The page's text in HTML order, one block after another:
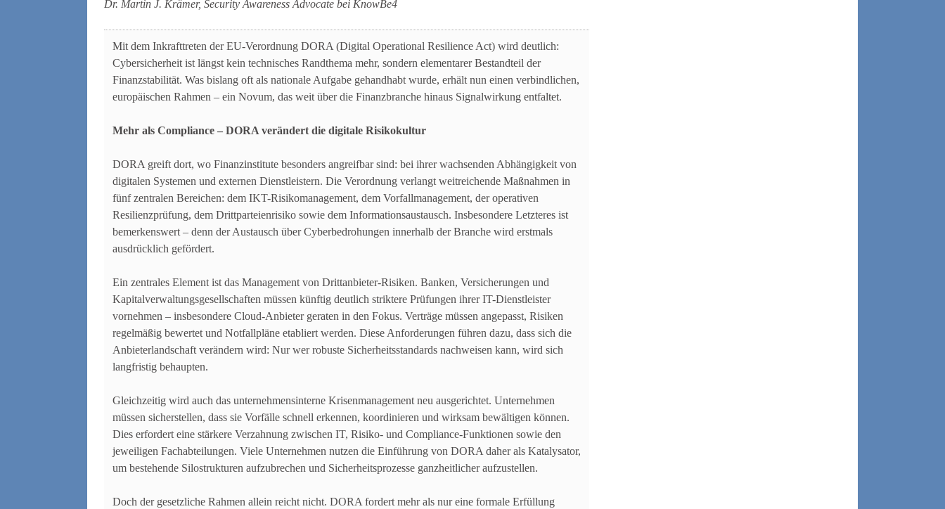
Dr. Martin J. Krämer, Security Awareness Advocate bei KnowBe4
Mit dem Inkrafttreten der EU-Verordnung DORA (Digital Operational Resilience Act) wird deutlich:
Cybersicherheit ist längst kein technisches Randthema mehr, sondern elementarer Bestandteil der
Finanzstabilität. Was bislang oft als nationale Aufgabe gehandhabt wurde, erhält nun einen verbindlichen,
europäischen Rahmen – ein Novum, das weit über die Finanzbranche hinaus Signalwirkung entfaltet.
Mehr als Compliance – DORA verändert die digitale Risikokultur
DORA greift dort, wo Finanzinstitute besonders angreifbar sind: bei ihrer wachsenden Abhängigkeit von
digitalen Systemen und externen Dienstleistern. Die Verordnung verlangt weitreichende Maßnahmen in
fünf zentralen Bereichen: dem IKT-Risikomanagement, dem Vorfallmanagement, der operativen
Resilienzprüfung, dem Drittparteienrisiko sowie dem Informationsaustausch. Insbesondere Letzteres ist
bemerkenswert – denn der Austausch über Cyberbedrohungen innerhalb der Branche wird erstmals
ausdrücklich gefördert.
Ein zentrales Element ist das Management von Drittanbieter-Risiken. Banken, Versicherungen und
Kapitalverwaltungsgesellschaften müssen künftig deutlich striktere Prüfungen ihrer IT-Dienstleister
vornehmen – insbesondere Cloud-Anbieter geraten in den Fokus. Verträge müssen angepasst, Risiken
regelmäßig bewertet und Notfallpläne etabliert werden. Diese Anforderungen führen dazu, dass sich die
Anbieterlandschaft verändern wird: Nur wer robuste Sicherheitsstandards nachweisen kann, wird sich
langfristig behaupten.
Gleichzeitig wird auch das unternehmensinterne Krisenmanagement neu ausgerichtet. Unternehmen
müssen sicherstellen, dass sie Vorfälle schnell erkennen, koordinieren und wirksam bewältigen können.
Dies erfordert eine stärkere Verzahnung zwischen IT, Risiko- und Compliance-Funktionen sowie den
jeweiligen Fachabteilungen. Viele Unternehmen nutzen die Einführung von DORA daher als Katalysator,
um bestehende Silostrukturen aufzubrechen und Sicherheitsprozesse ganzheitlicher aufzustellen.
Doch der gesetzliche Rahmen allein reicht nicht. DORA fordert mehr als nur eine formale Erfüllung